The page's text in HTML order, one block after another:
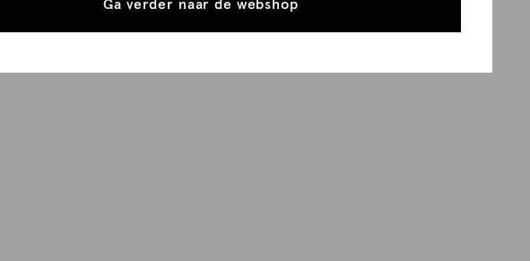
Ga verder naar de webshop